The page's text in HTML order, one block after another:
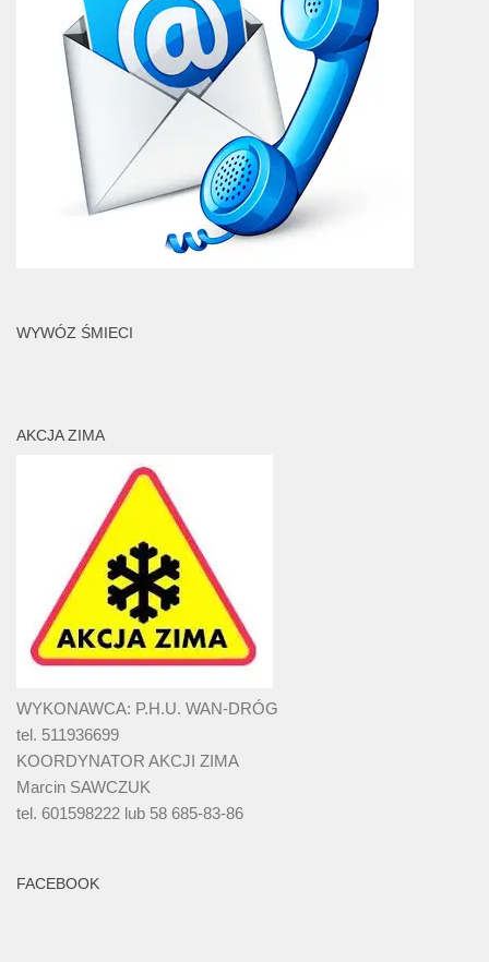
WYWÓZ ŚMIECI
AKCJA ZIMA
WYKONAWCA: P.H.U. WAN-DRÓG
tel. 511936699
KOORDYNATOR AKCJI ZIMA
Marcin SAWCZUK
tel. 601598222 lub 58 685-83-86
FACEBOOK